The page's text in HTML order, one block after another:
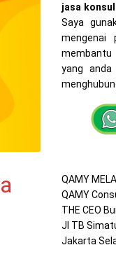
jasa
Saya
mengenai
membantu
yang
QAMY
QAMY
THE CEO
Jl TB
Jakarta